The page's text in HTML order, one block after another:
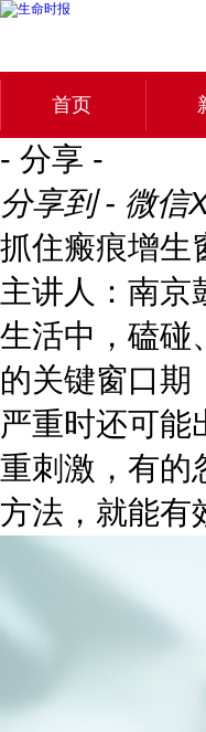
首页
- 分享 -
分享到 - 微信
抓住瘢痕增生
主讲人：南京
生活中，磕碰
的关键窗口期
严重时还可能
重刺激，有的
方法，就能有